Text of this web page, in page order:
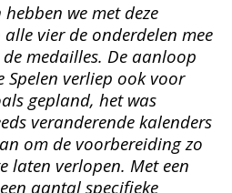
we met deze
vier de onderdelen mee
medailles. De aanloop
Spelen verliep ook voor
gepland, het was
veranderende kalenders
om de voorbereiding zo
laten verlopen. Met een
aantal specifieke